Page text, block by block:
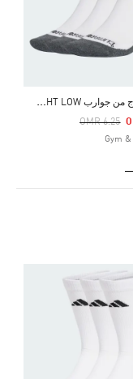
ث
لاثة أزواج من جوارب PERFORMANCE CLIMACOOL THIN AND LIGHT LOW
Price Reduced From
OMR 6.25
To
Gym